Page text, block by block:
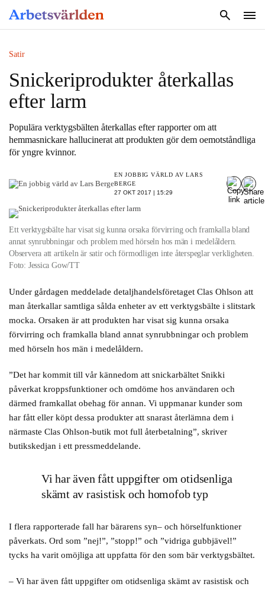
Satir
Snickeriprodukter återkallas
efter larm
Populära verktygsbälten återkallas efter rapporter om att
hemmasnickare hallucinerat att produkten gör dem oemotståndliga
för yngre kvinnor.
EN JOBBIG VÄRLD AV LARS
BERGE
27 OKT 2017 | 15:29
Ett verktygsbälte har visat sig kunna orsaka förvirring och framkalla bland
annat synrubbningar och problem med hörseln hos män i medelåldern.
Observera att artikeln är satir och förmodligen inte återspeglar verkligheten.
Foto: Jessica Gow/TT
Under gårdagen meddelade detaljhandelsföretaget Clas Ohlson att
man återkallar samtliga sålda enheter av ett verktygsbälte i slitstark
mocka. Orsaken är att produkten har visat sig kunna orsaka
förvirring och framkalla bland annat synrubbningar och problem
med hörseln hos män i medelåldern.
”Det har kommit till vår kännedom att snickarbältet Snikki
påverkat kroppsfunktioner och omdöme hos användaren och
därmed framkallat obehag för annan. Vi uppmanar kunder som
har fått eller köpt dessa produkter att snarast återlämna dem i
närmaste Clas Ohlson-butik mot full återbetalning”, skriver
butikskedjan i ett pressmeddelande.
Vi har även fått uppgifter om otidsenliga
skämt av rasistisk och homofob typ
I flera rapporterade fall har bärarens syn– och hörselfunktioner
påverkats. Ord som ”nej!”, ”stopp!” och ”vidriga gubbjävel!”
tycks ha varit omöjliga att uppfatta för den som bär verktygsbältet.
– Vi har även fått uppgifter om otidsenliga skämt av rasistisk och